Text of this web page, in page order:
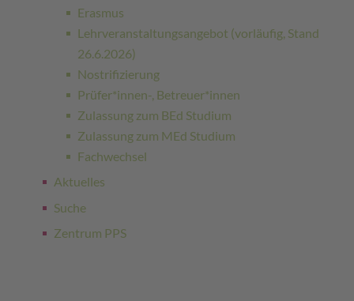
Erasmus
Lehrveranstaltungsangebot (vorläufig, Stand
26.6.2026)
Nostrifizierung
Prüfer*innen-, Betreuer*innen
Zulassung zum BEd Studium
Zulassung zum MEd Studium
Fachwechsel
Aktuelles
Suche
Zentrum PPS